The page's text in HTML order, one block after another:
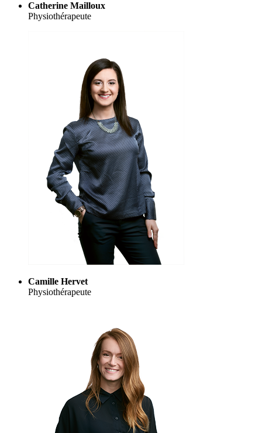
Catherine Mailloux
Physiothérapeute
Camille Hervet
Physiothérapeute